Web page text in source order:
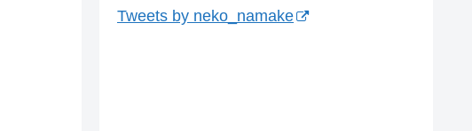
Tweets by neko_namake